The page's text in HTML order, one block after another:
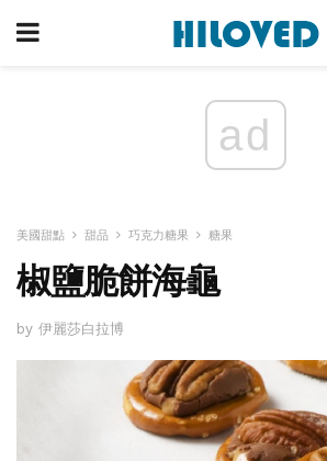
ad
美國甜點 甜品 巧克力糖果 糖果
椒鹽脆餅海龜
by 伊麗莎白拉博